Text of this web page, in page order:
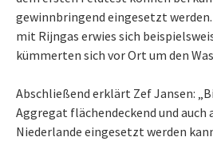
gewinnbringend eingesetzt
mit Rijngas erwies sich
kümmerten sich vor Ort um den
Abschließend erklärt Zef Jansen:
Aggregat flächendeckend und auch
Niederlande eingesetzt werden